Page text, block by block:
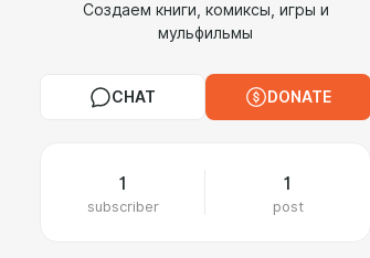
Создаем книги, комиксы, игры и
мульфильмы
CHAT DONATE
1
subscriber
1
post